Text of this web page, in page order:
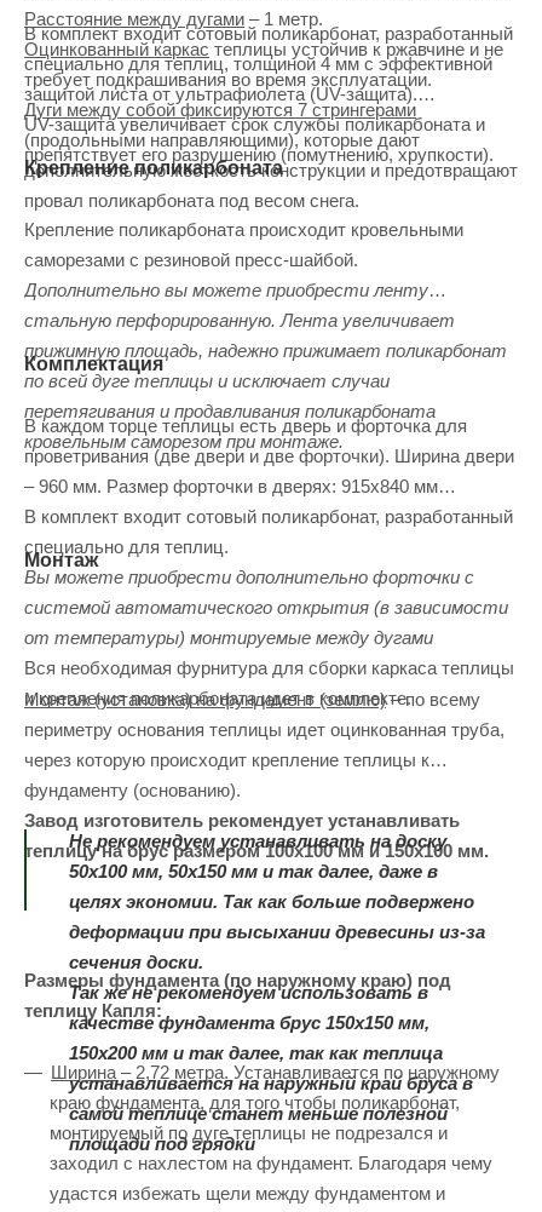
Расстояние между дугами – 1 метр.
Оцинкованный каркас теплицы устойчив к ржавчине и не
требует подкрашивания во время эксплуатации.
Дуги между собой фиксируются 7 стрингерами
(продольными направляющими), которые дают
дополнительную жесткость конструкции и предотвращают
провал поликарбоната под весом снега.
В комплект входит сотовый поликарбонат, разработанный
специально для теплиц, толщиной 4 мм с эффективной
защитой листа от ультрафиолета (UV-защита).
UV-защита увеличивает срок службы поликарбоната и
препятствует его разрушению (помутнению, хрупкости).
Крепление поликарбоната
Крепление поликарбоната происходит кровельными
саморезами с резиновой пресс-шайбой.
Дополнительно вы можете приобрести ленту
стальную перфорированную. Лента увеличивает
прижимную площадь, надежно прижимает поликарбонат
по всей дуге теплицы и исключает случаи
перетягивания и продавливания поликарбоната
кровельным саморезом при монтаже.
Комплектация
В каждом торце теплицы есть дверь и форточка для
проветривания (две двери и две форточки). Ширина двери
– 960 мм. Размер форточки в дверях: 915х840 мм
В комплект входит сотовый поликарбонат, разработанный
специально для теплиц.
Вы можете приобрести дополнительно форточки с
системой автоматического открытия (в зависимости
от температуры) монтируемые между дугами
Вся необходимая фурнитура для сборки каркаса теплицы
и крепления поликарбоната идет в комплекте.
Монтаж
Монтаж (установка) на фундамент (землю)– по всему
периметру основания теплицы идет оцинкованная труба,
через которую происходит крепление теплицы к
фундаменту (основанию).
Завод изготовитель рекомендует устанавливать
теплицу на брус размером 100х100 мм и 150х100 мм.
Не рекомендуем устанавливать на доску
50х100 мм, 50х150 мм и так далее, даже в
целях экономии. Так как больше подвержено
деформации при высыхании древесины из-за
сечения доски.
Так же не рекомендуем использовать в
качестве фундамента брус 150х150 мм,
150х200 мм и так далее, так как теплица
устанавливается на наружный край бруса в
самой теплице станет меньше полезной
площади под грядки
Размеры фундамента (по наружному краю) под
теплицу Капля:
Ширина – 2,72 метра. Устанавливается по наружному
краю фундамента, для того чтобы поликарбонат,
монтируемый по дуге теплицы не подрезался и
заходил с нахлестом на фундамент. Благодаря чему
удастся избежать щели между фундаментом и